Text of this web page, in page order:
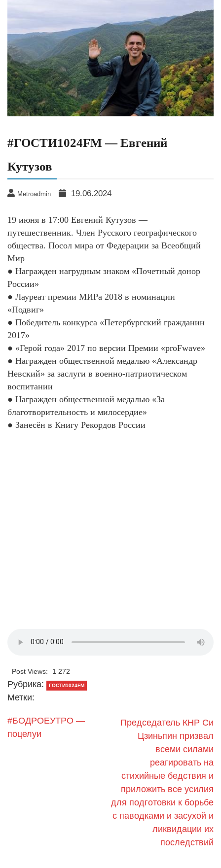
#ГОСТИ1024FM — Евгений
Кутузов
Metroadmin 19.06.2024
19 июня в 17:00 Евгений Кутузов —
путешественник. Член Русского географического
общества. Посол мира от Федерации за Всеобщий
Мир
● Награжден нагрудным знаком «Почетный донор
России»
● Лауреат премии МИРа 2018 в номинации
«Подвиг»
● Победитель конкурса «Петербургский гражданин
2017»
● «Герой года» 2017 по версии Премии «proFwave»
● Награжден общественной медалью «Александр
Невский» за заслуги в военно-патриотическом
воспитании
● Награжден общественной медалью «За
благотворительность и милосердие»
● Занесён в Книгу Рекордов России
Post Views: 1 272
Рубрика: ГОСТИ1024FM
Метки:
#БОДРОЕУТРО —
поцелуи
Председатель КНР Си
Цзиньпин призвал
всеми силами
реагировать на
стихийные бедствия и
приложить все усилия
для подготовки к борьбе
с паводками и засухой и
ликвидации их
последствий